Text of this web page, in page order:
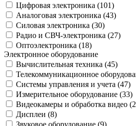
Цифровая электроника (101)
Аналоговая электроника (43)
Силовая электроника (30)
Радио и СВЧ-электроника (27)
Оптоэлектроника (18)
Электронное оборудование
Вычислительная техника (45)
Телекоммуникационное
Системы управления и учета (47)
Измерительное оборудование (33)
Видеокамеры и обработка видео (
Дисплеи (8)
Звуковое оборудование (9)